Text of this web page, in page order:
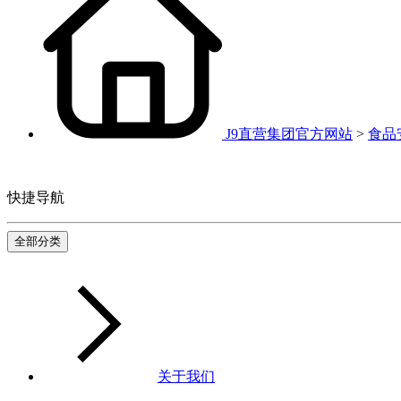
J9直营集团官方网站 > 食品
快捷导航
全部分类
关于我们